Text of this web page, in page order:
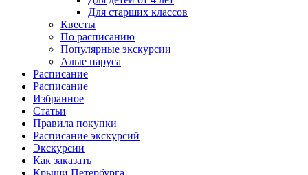
Для старших классов
Квесты
По расписанию
Популярные экскурсии
Алые паруса
Расписание
Расписание
Избранное
Статьи
Правила покупки
Расписание экскурсий
Экскурсии
Как заказать
Крыши Петербурга